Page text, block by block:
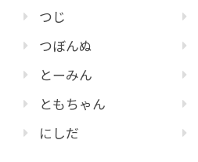
つじ
つぼんぬ
とーみん
ともちゃん
にしだ